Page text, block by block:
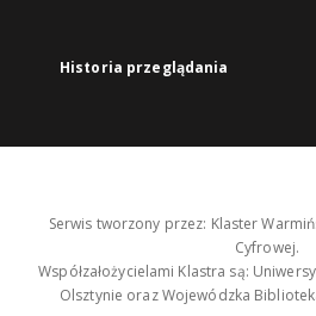
Historia przeglądania
Serwis tworzony przez: Klaster
Cyfrowej.
Współzałożycielami Klastra są:
Olsztynie oraz Wojewódzka